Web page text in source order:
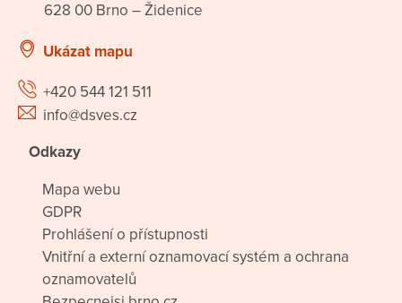
628 00 Brno – Židenice
Ukázat mapu
+420 544 121 511
info@dsves.cz
Odkazy
Mapa webu
GDPR
Prohlášení o přístupnosti
Vnitřní a externí oznamovací systém a ochrana
oznamovatelů